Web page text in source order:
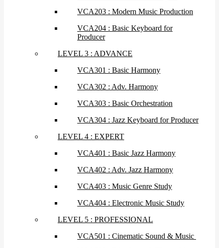
VCA203 : Modern Music Production
VCA204 : Basic Keyboard for
Producer
LEVEL 3 : ADVANCE
VCA301 : Basic Harmony
VCA302 : Adv. Harmony
VCA303 : Basic Orchestration
VCA304 : Jazz Keyboard for Producer
LEVEL 4 : EXPERT
VCA401 : Basic Jazz Harmony
VCA402 : Adv. Jazz Harmony
VCA403 : Music Genre Study
VCA404 : Electronic Music Study
LEVEL 5 : PROFESSIONAL
VCA501 : Cinematic Sound & Music